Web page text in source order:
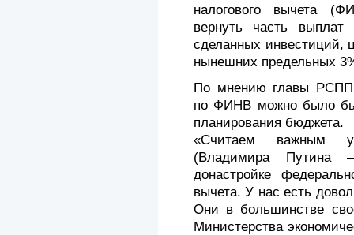
налогового вычета
вернуть часть
сделанных инвестиций,
нынешних предельных
По мнению главы РСПП,
по ФИНВ можно было бы
планирования бюджета.
«Считаем важным
(Владимира Путина
донастройке
вычета. У нас есть
Они в большинстве
Министерства